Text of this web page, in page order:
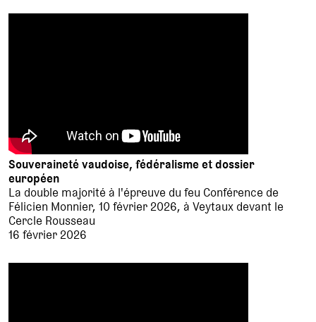
Souveraineté vaudoise, fédéralisme et dossier
européen
La double majorité à l'épreuve du feu Conférence de
Félicien Monnier, 10 février 2026, à Veytaux devant le
Cercle Rousseau
16 février 2026